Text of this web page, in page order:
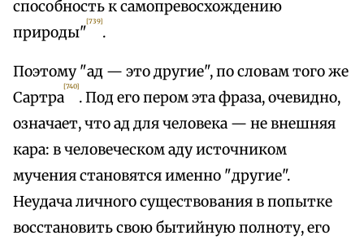
способность к самопревосхождению
природы"
[739]
.
Поэтому "ад — это другие", по словам того же
Сартра
[740]
. Под его пером эта фраза, очевидно,
означает, что ад для человека — не внешняя
кара: в человеческом аду источником
мучения становятся именно "другие".
Неудача личного существования в попытке
восстановить свою бытийную полноту, его